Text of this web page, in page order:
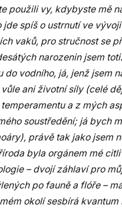
použili vy, kdybyste mě
spíš o ustrnutí ve
vaků, pro stručnost se
narozenin jsem
do vodního, já, jenž jsem
ani životní síly (celé
a z mých
soustředění; já bych
právě tak jako jsem
byla orgánem mé
– dvojí záhlaví pro
po fauně a flóře –
okolí sesbírá